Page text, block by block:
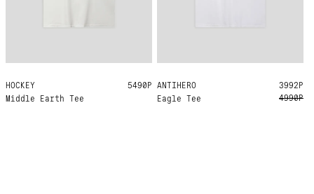
HOCKEY
Middle Earth Tee
L 5490Р ANTIHERO
Eagle Tee
L XL
3992Р
4990Р